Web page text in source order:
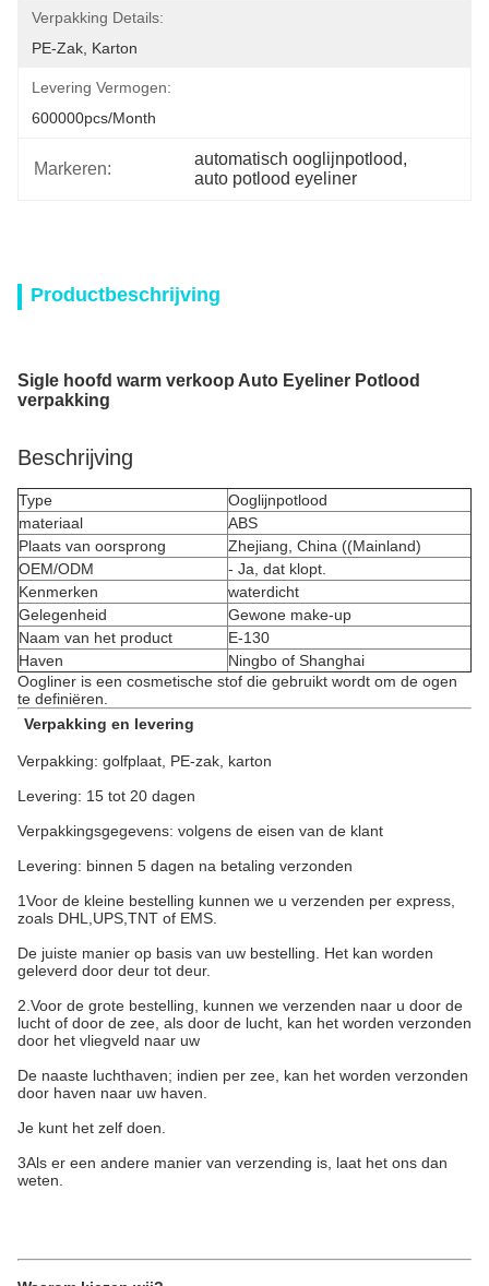
Verpakking Details:
PE-Zak, Karton
Levering Vermogen:
600000pcs/month
Markeren:
automatisch ooglijnpotlood,
auto potlood eyeliner
Productbeschrijving
Sigle hoofd warm verkoop Auto Eyeliner Potlood
verpakking
Beschrijving
Type
Ooglijnpotlood
materiaal
ABS
Plaats van oorsprong
Zhejiang, China ((Mainland)
OEM/ODM
- Ja, dat klopt.
Kenmerken
waterdicht
Gelegenheid
Gewone make-up
Naam van het product
E-130
Haven
Ningbo of Shanghai
Oogliner is een cosmetische stof die gebruikt wordt om de ogen
te definiëren.
Verpakking en levering
Verpakking: golfplaat, PE-zak, karton
Levering: 15 tot 20 dagen
Verpakkingsgegevens: volgens de eisen van de klant
Levering: binnen 5 dagen na betaling verzonden
1Voor de kleine bestelling kunnen we u verzenden per express,
zoals DHL,UPS,TNT of EMS.
De juiste manier op basis van uw bestelling. Het kan worden
geleverd door deur tot deur.
2.Voor de grote bestelling, kunnen we verzenden naar u door de
lucht of door de zee, als door de lucht, kan het worden verzonden
door het vliegveld naar uw
De naaste luchthaven; indien per zee, kan het worden verzonden
door haven naar uw haven.
Je kunt het zelf doen.
3Als er een andere manier van verzending is, laat het ons dan
weten.